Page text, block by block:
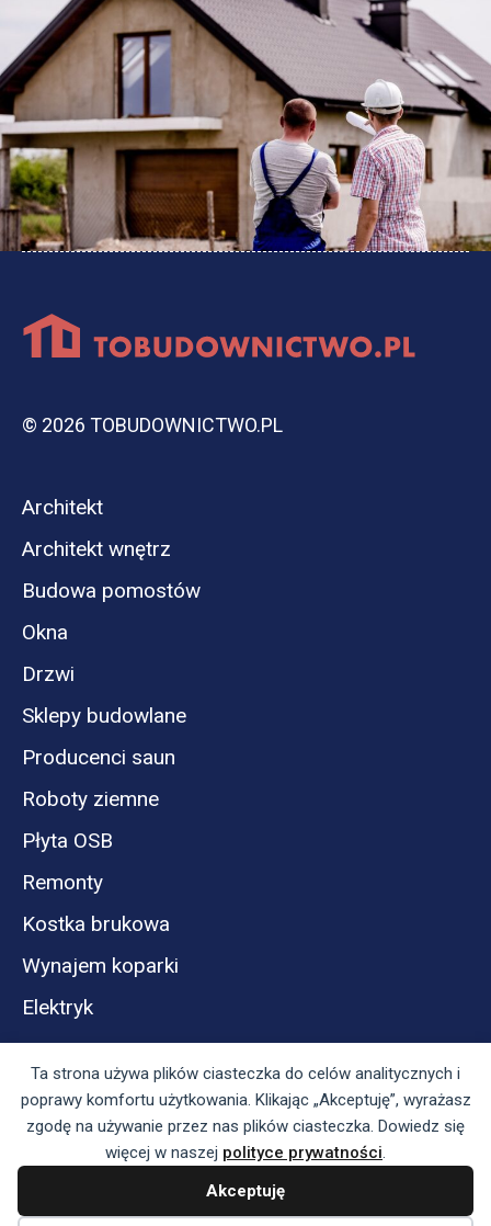
Ta strona używa plików ciasteczka do celów analitycznych i
poprawy komfortu użytkowania. Klikając „Akceptuję”, wyrażasz
zgodę na używanie przez nas plików ciasteczka. Dowiedz się
więcej w naszej polityce prywatności.
Akceptuję
© 2026 TOBUDOWNICTWO.PL
Architekt
Architekt wnętrz
Budowa pomostów
Okna
Drzwi
Sklepy budowlane
Producenci saun
Roboty ziemne
Płyta OSB
Remonty
Kostka brukowa
Wynajem koparki
Elektryk
Panel reklamodawcy